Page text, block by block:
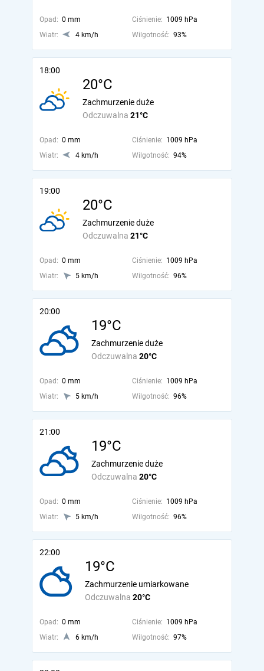
Opad: 0 mm Ciśnienie: 1009 hPa
Wiatr:
4 km/h Wilgotność: 93%
18:00
20°C
Odczuwalna 21°C
Zachmurzenie duże
Opad: 0 mm Ciśnienie: 1009 hPa
Wiatr:
4 km/h Wilgotność: 94%
19:00
20°C
Odczuwalna 21°C
Zachmurzenie duże
Opad: 0 mm Ciśnienie: 1009 hPa
Wiatr:
5 km/h Wilgotność: 96%
20:00
19°C
Odczuwalna 20°C
Zachmurzenie duże
Opad: 0 mm Ciśnienie: 1009 hPa
Wiatr:
5 km/h Wilgotność: 96%
21:00
19°C
Odczuwalna 20°C
Zachmurzenie duże
Opad: 0 mm Ciśnienie: 1009 hPa
Wiatr:
5 km/h Wilgotność: 96%
22:00
19°C
Odczuwalna 20°C
Zachmurzenie umiarkowane
Opad: 0 mm Ciśnienie: 1009 hPa
Wiatr:
6 km/h Wilgotność: 97%